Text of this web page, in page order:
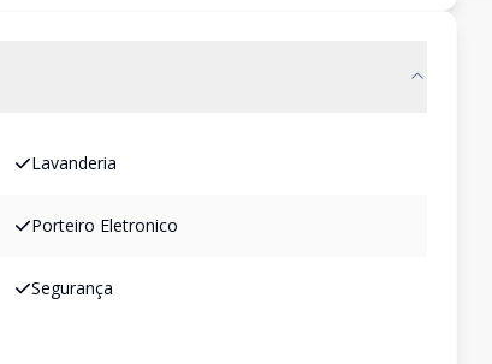
Lavanderia
Porteiro Eletronico
Segurança